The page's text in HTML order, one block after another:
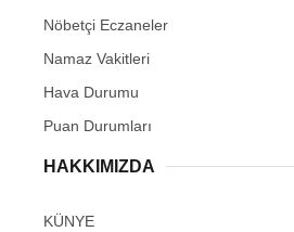
Nöbetçi Eczaneler
Namaz Vakitleri
Hava Durumu
Puan Durumları
HAKKIMIZDA
KÜNYE